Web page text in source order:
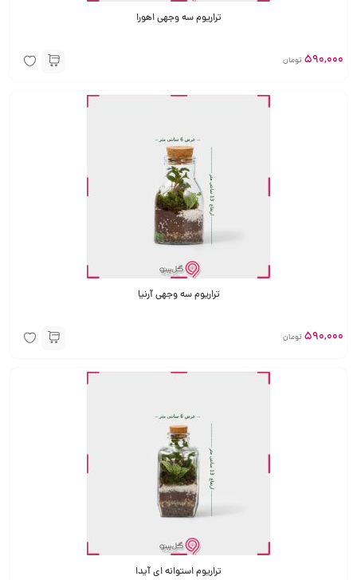
تراریوم سه وجهی اهورا
590,000 تومان
تراریوم سه وجهی آرنیا
590,000 تومان
تراریوم استوانه ای آیدا